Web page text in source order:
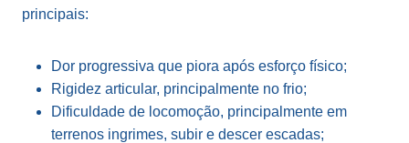
principais:
Dor progressiva que piora após esforço físico;
Rigidez articular, principalmente no frio;
Dificuldade de locomoção, principalmente em
terrenos ingrimes, subir e descer escadas;